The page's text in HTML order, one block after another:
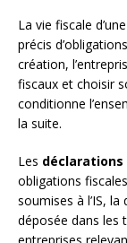
La vie fiscale
précis
création,
fiscaux et choisir
conditionne
la suite.
Les
obligations
soumises à l’IS,
déposée dans les